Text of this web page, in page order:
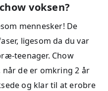
voksen?
mennesker! De
ligesom da du var
teenager. Chow
de er omkring 2 år
og klar til at erobre